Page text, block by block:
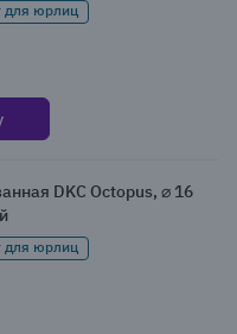
для юрлиц
DKC Octopus, ⌀ 16
для юрлиц